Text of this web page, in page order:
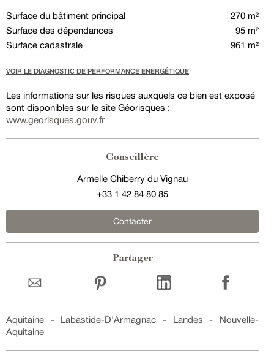
Surface du bâtiment principal
270 m²
Surface des dépendances
95 m²
Surface cadastrale
961 m²
VOIR LE DIAGNOSTIC DE PERFORMANCE ENERGÉTIQUE
Les informations sur les risques auxquels ce bien est exposé
sont disponibles sur le site Géorisques :
www.georisques.gouv.fr
Conseillère
Armelle Chiberry du Vignau
+33 1 42 84 80 85
Contacter
Partager
Aquitaine - Labastide-D'Armagnac - Landes - Nouvelle-
Aquitaine